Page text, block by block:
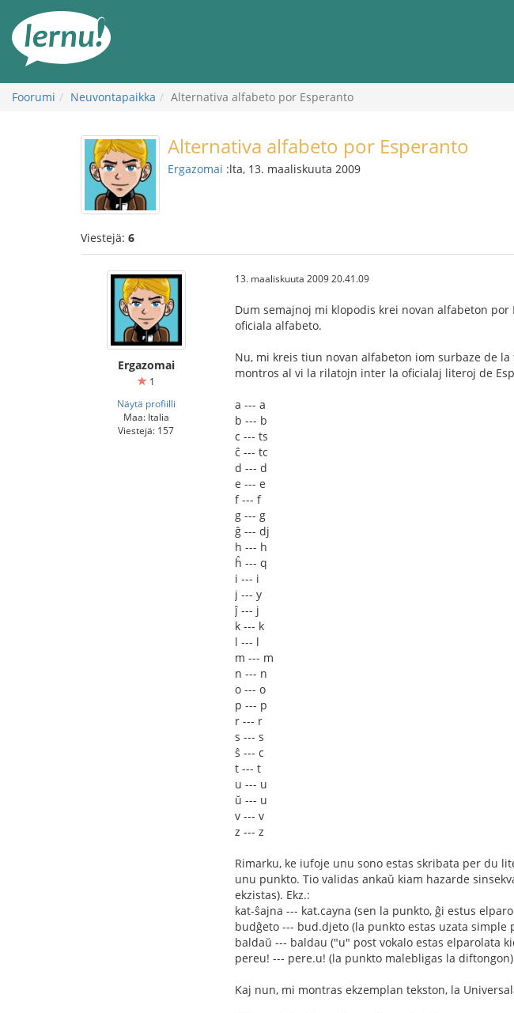
sisältöön
Foorumi Neuvontapaikka Alternativa alfabeto por Esperanto
Alternativa alfabeto por Esperanto
Ergazomai :lta, 13. maaliskuuta 2009
Viestejä: 6
Ergazomai
1
Näytä profiilli
Maa: Italia
Viestejä: 157
13. maaliskuuta 2009 20.41.09
Dum semajnoj mi klopodis krei novan alfabeton
oficiala alfabeto.
Nu, mi kreis tiun novan alfabeton iom surbaze de
montros al vi la rilatojn inter la oficialaj literoj de
a --- a
b --- b
c --- ts
ĉ --- tc
d --- d
e --- e
f --- f
g --- g
ĝ --- dj
h --- h
ĥ --- q
i --- i
j --- y
ĵ --- j
k --- k
l --- l
m --- m
n --- n
o --- o
p --- p
r --- r
s --- s
ŝ --- c
t --- t
u --- u
ŭ --- u
v --- v
z --- z
Rimarku, ke iufoje unu sono estas skribata per du
unu punkto. Tio validas ankaŭ kiam hazarde
ekzistas). Ekz.:
kat-ŝajna --- kat.cayna (sen la punkto, ĝi estus
budĝeto --- bud.djeto (la punkto estas uzata simple
baldaŭ --- baldau ("u" post vokalo estas elparolata
pereu! --- pere.u! (la punkto malebligas la diftongon)
Kaj nun, mi montras ekzemplan tekston, la